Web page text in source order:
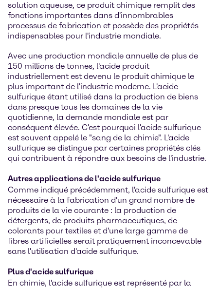
solution aqueuse, ce produit chimique remplit des
fonctions importantes dans d'innombrables
processus de fabrication et possède des propriétés
indispensables pour l'industrie mondiale.
Avec une production mondiale annuelle de plus de
150 millions de tonnes, l'acide produit
industriellement est devenu le produit chimique le
plus important de l'industrie moderne. L'acide
sulfurique étant utilisé dans la production de biens
dans presque tous les domaines de la vie
quotidienne, la demande mondiale est par
conséquent élevée. C'est pourquoi l'acide sulfurique
est souvent appelé le "sang de la chimie". L'acide
sulfurique se distingue par certaines propriétés clés
qui contribuent à répondre aux besoins de l'industrie.
Autres applications de l'acide sulfurique
Comme indiqué précédemment, l'acide sulfurique est
nécessaire à la fabrication d'un grand nombre de
produits de la vie courante : la production de
détergents, de produits pharmaceutiques, de
colorants pour textiles et d'une large gamme de
fibres artificielles serait pratiquement inconcevable
sans l'utilisation d'acide sulfurique.
Plus d'acide sulfurique
En chimie, l'acide sulfurique est représenté par la